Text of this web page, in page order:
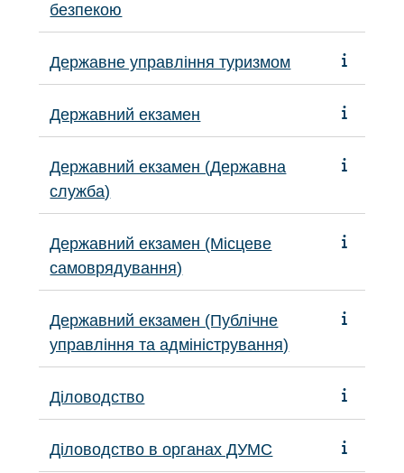
безпекою
Державне управління туризмом
Державний екзамен
Державний екзамен (Державна
служба)
Державний екзамен (Місцеве
самоврядування)
Державний екзамен (Публічне
управління та адміністрування)
Діловодство
Діловодство в органах ДУМС